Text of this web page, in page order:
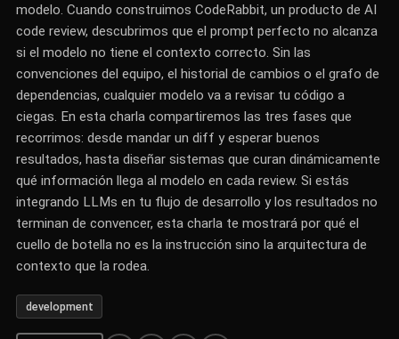
modelo. Cuando construimos CodeRabbit, un producto de AI
code review, descubrimos que el prompt perfecto no alcanza
si el modelo no tiene el contexto correcto. Sin las
convenciones del equipo, el historial de cambios o el grafo de
dependencias, cualquier modelo va a revisar tu código a
ciegas. En esta charla compartiremos las tres fases que
recorrimos: desde mandar un diff y esperar buenos
resultados, hasta diseñar sistemas que curan dinámicamente
qué información llega al modelo en cada review. Si estás
integrando LLMs en tu flujo de desarrollo y los resultados no
terminan de convencer, esta charla te mostrará por qué el
cuello de botella no es la instrucción sino la arquitectura de
contexto que la rodea.
development